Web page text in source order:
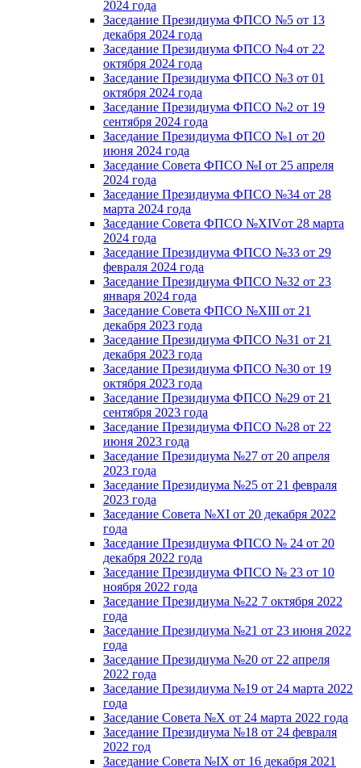
2024 года
Заседание Президиума ФПСО №5 от 13
декабря 2024 года
Заседание Президиума ФПСО №4 от 22
октября 2024 года
Заседание Президиума ФПСО №3 от 01
октября 2024 года
Заседание Президиума ФПСО №2 от 19
сентября 2024 года
Заседание Президиума ФПСО №1 от 20
июня 2024 года
Заседание Совета ФПСО №I от 25 апреля
2024 года
Заседание Президиума ФПСО №34 от 28
марта 2024 года
Заседание Совета ФПСО №XIVот 28 марта
2024 года
Заседание Президиума ФПСО №33 от 29
февраля 2024 года
Заседание Президиума ФПСО №32 от 23
января 2024 года
Заседание Совета ФПСО №XIII от 21
декабря 2023 года
Заседание Президиума ФПСО №31 от 21
декабря 2023 года
Заседание Президиума ФПСО №30 от 19
октября 2023 года
Заседание Президиума ФПСО №29 от 21
сентября 2023 года
Заседание Президиума ФПСО №28 от 22
июня 2023 года
Заседание Президиума №27 от 20 апреля
2023 года
Заседание Президиума №25 от 21 февраля
2023 года
Заседание Совета №XI от 20 декабря 2022
года
Заседание Президиума ФПСО № 24 от 20
декабря 2022 года
Заседание Президиума ФПСО № 23 от 10
ноября 2022 года
Заседание Президиума №22 7 октября 2022
года
Заседание Президиума №21 от 23 июня 2022
года
Заседание Президиума №20 от 22 апреля
2022 года
Заседание Президиума №19 от 24 марта 2022
года
Заседание Совета №X от 24 марта 2022 года
Заседание Президиума №18 от 24 февраля
2022 год
Заседание Совета №IX от 16 декабря 2021